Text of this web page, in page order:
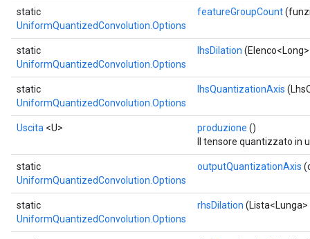
static
UniformQuantizedConvolution.Options
featureGroupCount
static
UniformQuantizedConvolution.Options
lhsDilation
static
UniformQuantizedConvolution.Options
lhsQuantizationAxis
Uscita <U> produzione ()
Il tensore quantizzato in
static
UniformQuantizedConvolution.Options
outputQuantizationAxis
static
UniformQuantizedConvolution.Options
rhsDilation